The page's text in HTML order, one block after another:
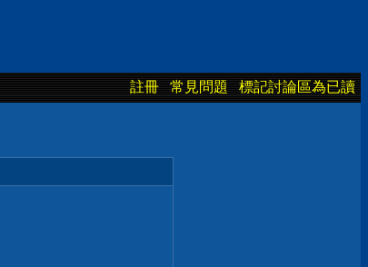
註冊 常見問題 標記討論區為已讀